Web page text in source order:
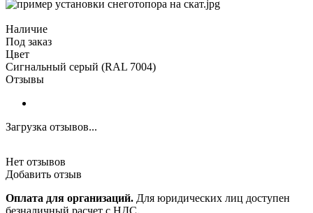
Наличие
Под заказ
Цвет
Сигнальный серый (RAL 7004)
Отзывы
Загрузка отзывов...
Нет отзывов
Добавить отзыв
Оплата для организаций. Для юридических лиц доступен